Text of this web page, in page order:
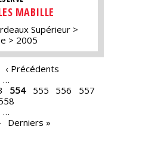
MABILLE
Supérieur
2005
‹ Précédents
…
554 555 556
557
…
Derniers »